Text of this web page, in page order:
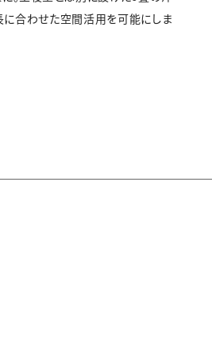
に合わせた空間活用を可能にしま